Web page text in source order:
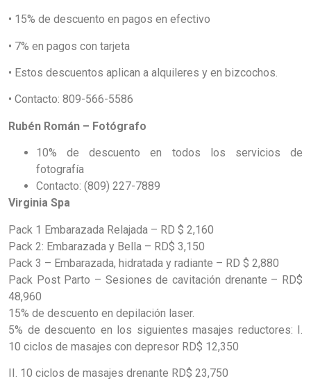
• 15% de descuento en pagos en efectivo
• 7% en pagos con tarjeta
• Estos descuentos aplican a alquileres y en bizcochos.
• Contacto: 809-566-5586
Rubén Román – Fotógrafo
10% de descuento en todos los servicios de
fotografía
Contacto: (809) 227-7889
Virginia Spa
Pack 1 Embarazada Relajada – RD $ 2,160
Pack 2: Embarazada y Bella – RD$ 3,150
Pack 3 – Embarazada, hidratada y radiante – RD $ 2,880
Pack Post Parto – Sesiones de cavitación drenante – RD$
48,960
15% de descuento en depilación laser.
5% de descuento en los siguientes masajes reductores: I.
10 ciclos de masajes con depresor RD$ 12,350
II. 10 ciclos de masajes drenante RD$ 23,750